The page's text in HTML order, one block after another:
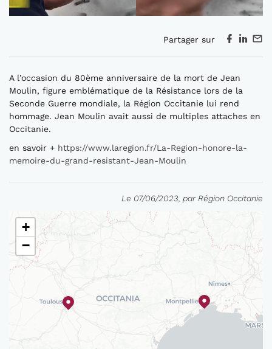
Partager sur
A l’occasion du 80ème anniversaire de la mort de Jean
Moulin, figure emblématique de la Résistance lors de la
Seconde Guerre mondiale, la Région Occitanie lui rend
hommage. Jean Moulin avait aussi de multiples attaches en
Occitanie.
en savoir + https://www.laregion.fr/La-Region-honore-la-
memoire-du-grand-resistant-Jean-Moulin
Le 07/06/2023, par Région Occitanie
+
−